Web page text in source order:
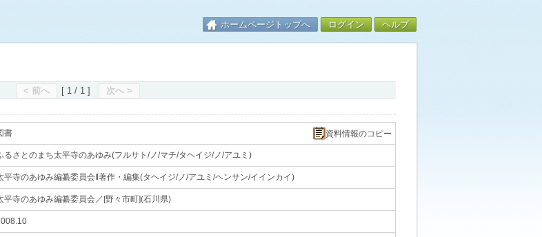
ホームページトップへ ログイン ヘルプ
< 前へ [ 1 / 1 ] 次へ >
書 資料情報のコピー
るさとのまち太平寺のあゆみ(フルサト/ノ/マチ/タヘイジ/ノ/アユミ)
平寺のあゆみ編纂委員会‖著作・編集(タヘイジ/ノ/アユミ/ヘンサン/イインカイ)
平寺のあゆみ編纂委員会／[野々市町](石川県)